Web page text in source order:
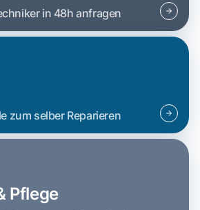
in 48h anfragen
zum selber Reparieren
Pflege